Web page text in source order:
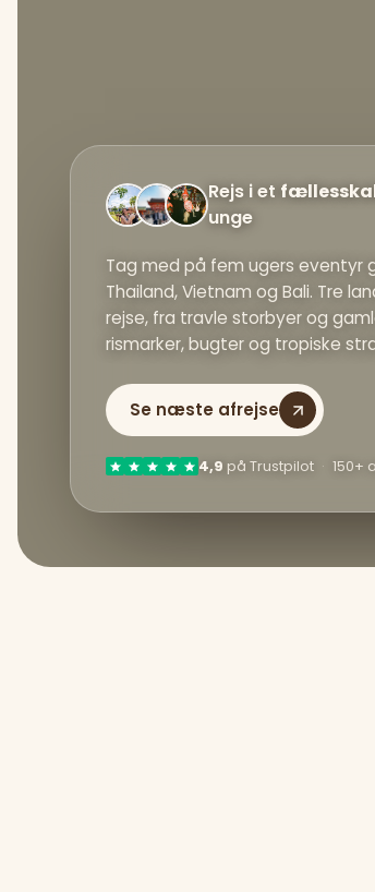
Rejs i et
unge
Tag med på fem ugers eventyr
Thailand, Vietnam og Bali. Tre
rejse, fra travle storbyer og
rismarker, bugter og tropiske
Se næste afrejse
4,9 på Trustpilot · 150+